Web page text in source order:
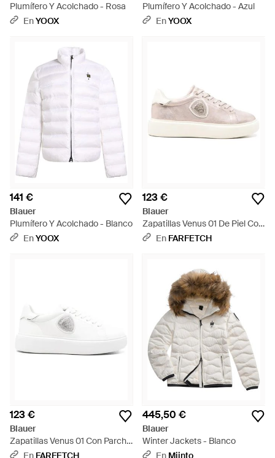
Plumífero Y Acolchado - Rosa
EnYOOX
Plumífero Y Acolchado - Azul
EnYOOX
141 €
Blauer
Plumífero Y Acolchado - Blanco
EnYOOX
123 €
Blauer
Zapatillas Venus 01 De Piel Con
Efecto Metalizado Y Parche Del
En FARFETCH
123 €
Blauer
Zapatillas Venus 01 Con Parche
Del Logo - Blanco
En FARFETCH
445,50 €
Blauer
Winter Jackets - Blanco
En Miinto